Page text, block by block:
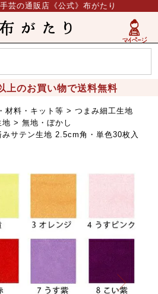
芸の通販店《公式》布がたり
上のお買い物で送料無料
材料・キット等
つまみ細工生地
地
無地・ぼかし
サテン生地 2.5cm角・単色30枚入